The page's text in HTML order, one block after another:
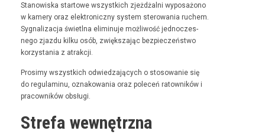
Stanowiska star­towe wszys­t­kich zjeżdżal­ni wyposażono
w kamery oraz elek­tron­iczny sys­tem sterowa­nia ruchem.
Syg­nal­iza­c­ja świ­etl­na elimin­u­je możli­wość jed­noczes­
nego zjaz­du kilku osób, zwięk­sza­jąc bez­pieczeńst­wo
korzys­ta­nia z atrakcji.
Prosimy wszys­t­kich odwiedza­ją­cych o stosowanie się
do reg­u­laminu, oznakowa­nia oraz pole­ceń ratown­ików i
pra­cown­ików obsługi.
Strefa wewnętrzna